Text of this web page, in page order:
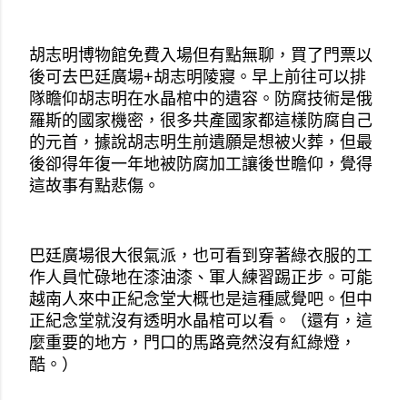
胡志明博物館免費入場但有點無聊，買了門票以
後可去巴廷廣場+胡志明陵寢。早上前往可以排
隊瞻仰胡志明在水晶棺中的遺容。防腐技術是俄
羅斯的國家機密，很多共產國家都這樣防腐自己
的元首，據說胡志明生前遺願是想被火葬，但最
後卻得年復一年地被防腐加工讓後世瞻仰，覺得
這故事有點悲傷。
巴廷廣場很大很氣派，也可看到穿著綠衣服的工
作人員忙碌地在漆油漆、軍人練習踢正步。可能
越南人來中正紀念堂大概也是這種感覺吧。但中
正紀念堂就沒有透明水晶棺可以看。（還有，這
麼重要的地方，門口的馬路竟然沒有紅綠燈，
酷。）